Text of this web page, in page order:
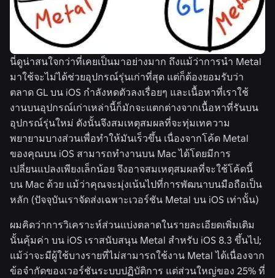
นี่ดูน่าสนใจกว่าที่เคยเป็นมาอย่างมาก ถึงแม้ว่าการนำ Metal
มาใช้จะไม่ได้ช่วยอุปกรณ์รุ่นเก่าที่สุด แต่ก็ต้องยอมรับว่า
ตลาด GL บน iOS กำลังหดตัวลงเรื่อยๆ และเนื้อหาที่เราใช้
งานบนอุปกรณ์เก่าเหล่านี้ก็มักจะแตกต่างจากเนื้อหาที่รันบน
อุปกรณ์รุ่นใหม่ ดังนั้นจึงสมเหตุสมผลที่จะทุ่มเทความ
พยายามบางส่วนเพื่อทำให้มันเร็วขึ้น เนื่องจากโค้ด Metal
ของคุณบน iOS สามารถทำงานบน Mac ได้โดยมีการ
เปลี่ยนแปลงเพียงเล็กน้อย จึงอาจสมเหตุสมผลที่จะใช้โค้ดนี้
บน Mac ด้วย แม้ว่าคุณจะมุ่งเน้นไปที่การพัฒนาบนมือถือเป็น
หลัก (ปัจจุบันเราจัดส่งเฉพาะเวอร์ชัน Metal บน iOS เท่านั้น)
ผมคิดว่าการวิเคราะห์ส่วนแบ่งตลาดในรายละเอียดเพิ่มเติม
นั้นคุ้มค่า บน iOS เราสนับสนุน Metal สำหรับ iOS 8.3 ขึ้นไป;
แม้ว่าจะมีผู้ใช้บางรายที่ไม่สามารถใช้งาน Metal ได้เนื่องจาก
ข้อจำกัดของเวอร์ชันระบบปฏิบัติการ แต่ส่วนใหญ่ของ 25% ที่